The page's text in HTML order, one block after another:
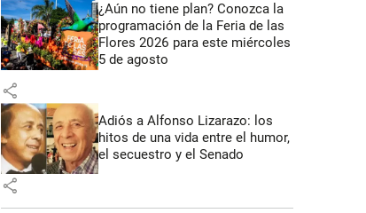
¿Aún no tiene plan? Conozca la
programación de la Feria de las
Flores 2026 para este miércoles
5 de agosto
share
Adiós a Alfonso Lizarazo: los
hitos de una vida entre el humor,
el secuestro y el Senado
share